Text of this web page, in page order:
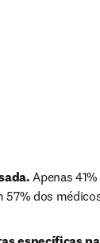
Apenas
57% dos